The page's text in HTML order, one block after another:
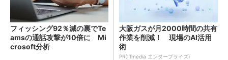
フィッシング92％減の裏でTe
amsの通話攻撃が10倍に Mi
crosoft分析
大阪ガスが月2000時間の共有
作業を削減！ 現場のAI活用
術
PR(ITmedia エンタープライズ)